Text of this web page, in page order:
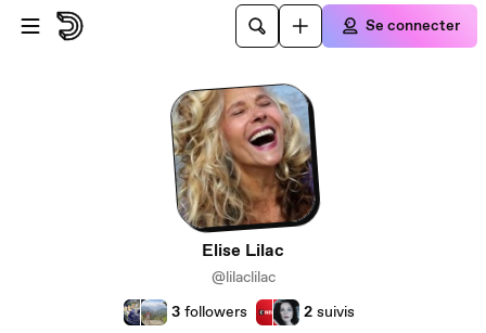
Passer au contenu principal
Se connecter
Elise Lilac
@lilaclilac
3 followers 2 suivis